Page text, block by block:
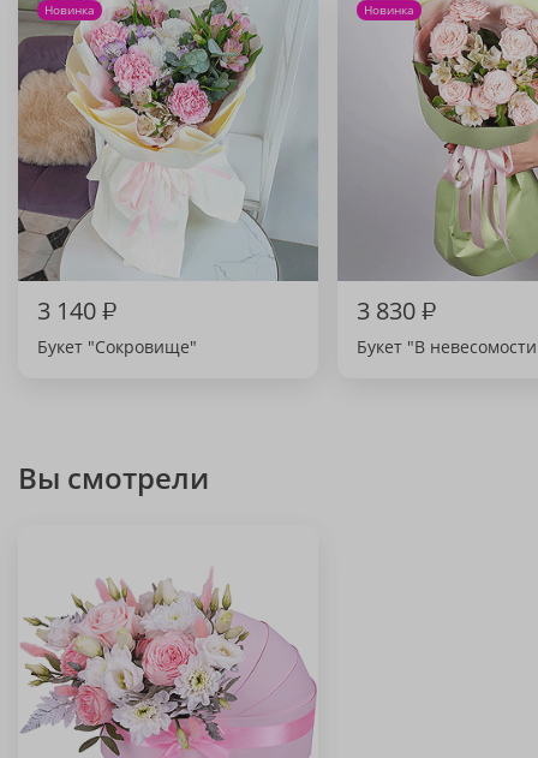
Новинка
3 140₽
Букет "Сокровище"
Новинка
3 830₽
Букет "В
Вы смотрели